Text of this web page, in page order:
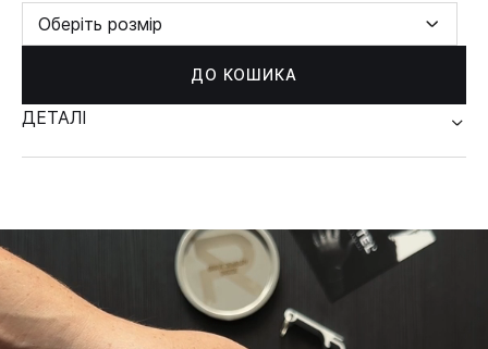
Оберіть розмір
ДО КОШИКА
ДЕТАЛІ